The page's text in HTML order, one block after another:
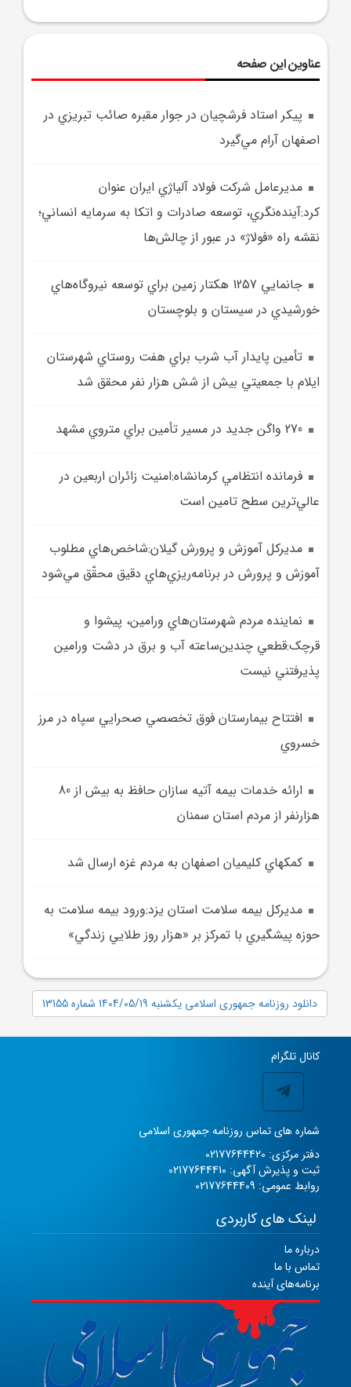
عناوین این صفحه
پيکر استاد فرشچيان در جوار مقبره صائب تبريزي در
اصفهان آرام مي‌گيرد
مديرعامل شرکت فولاد آلياژي ايران عنوان
کرد:آينده‌نگري، توسعه صادرات و اتکا به سرمايه انساني؛
نقشه راه «فولاژ» در عبور از چالش‌ها
جانمايي 1257 هکتار زمين براي توسعه نيروگاه‌هاي
خورشيدي در سيستان و بلوچستان
تأمين پايدار آب شرب براي هفت روستاي شهرستان
ايلام با جمعيتي بيش از شش هزار نفر محقق شد
270 واگن جديد در مسير تأمين براي متروي مشهد
فرمانده انتظامي کرمانشاه:امنيت زائران اربعين در
عالي‌ترين سطح تامين است
مديرکل آموزش و پرورش گيلان:شاخص‌هاي مطلوب
آموزش و پرورش در برنامه‌ريزي‌هاي دقيق محقّق مي‌شود
نماينده مردم شهرستان‌هاي ورامين، پيشوا و
قرچک:قطعي چندين‌ساعته آب و برق در دشت ورامين
پذيرفتني نيست
افتتاح بيمارستان فوق‌ تخصصي صحرايي سپاه در مرز
خسروي
ارائه خدمات بيمه آتيه سازان حافظ به بيش از 80
هزارنفر از مردم استان سمنان
کمکهاي کليميان اصفهان به مردم غزه ارسال شد
مديرکل بيمه سلامت استان يزد:ورود بيمه سلامت به
حوزه پيشگيري با تمرکز بر «هزار روز طلايي زندگي»
دانلود روزنامه جمهوری اسلامی یکشنبه 1404/05/19 شماره 13155
کانال تلگرام
شماره های تماس روزنامه جمهوری اسلامی
دفتر مرکزی: 02177644420
ثبت و پذیرش آگهی: 02177644410
روابط عمومی: 02177644409
لینک های کاربردی
درباره ما
تماس با ما
برنامه‌های آینده